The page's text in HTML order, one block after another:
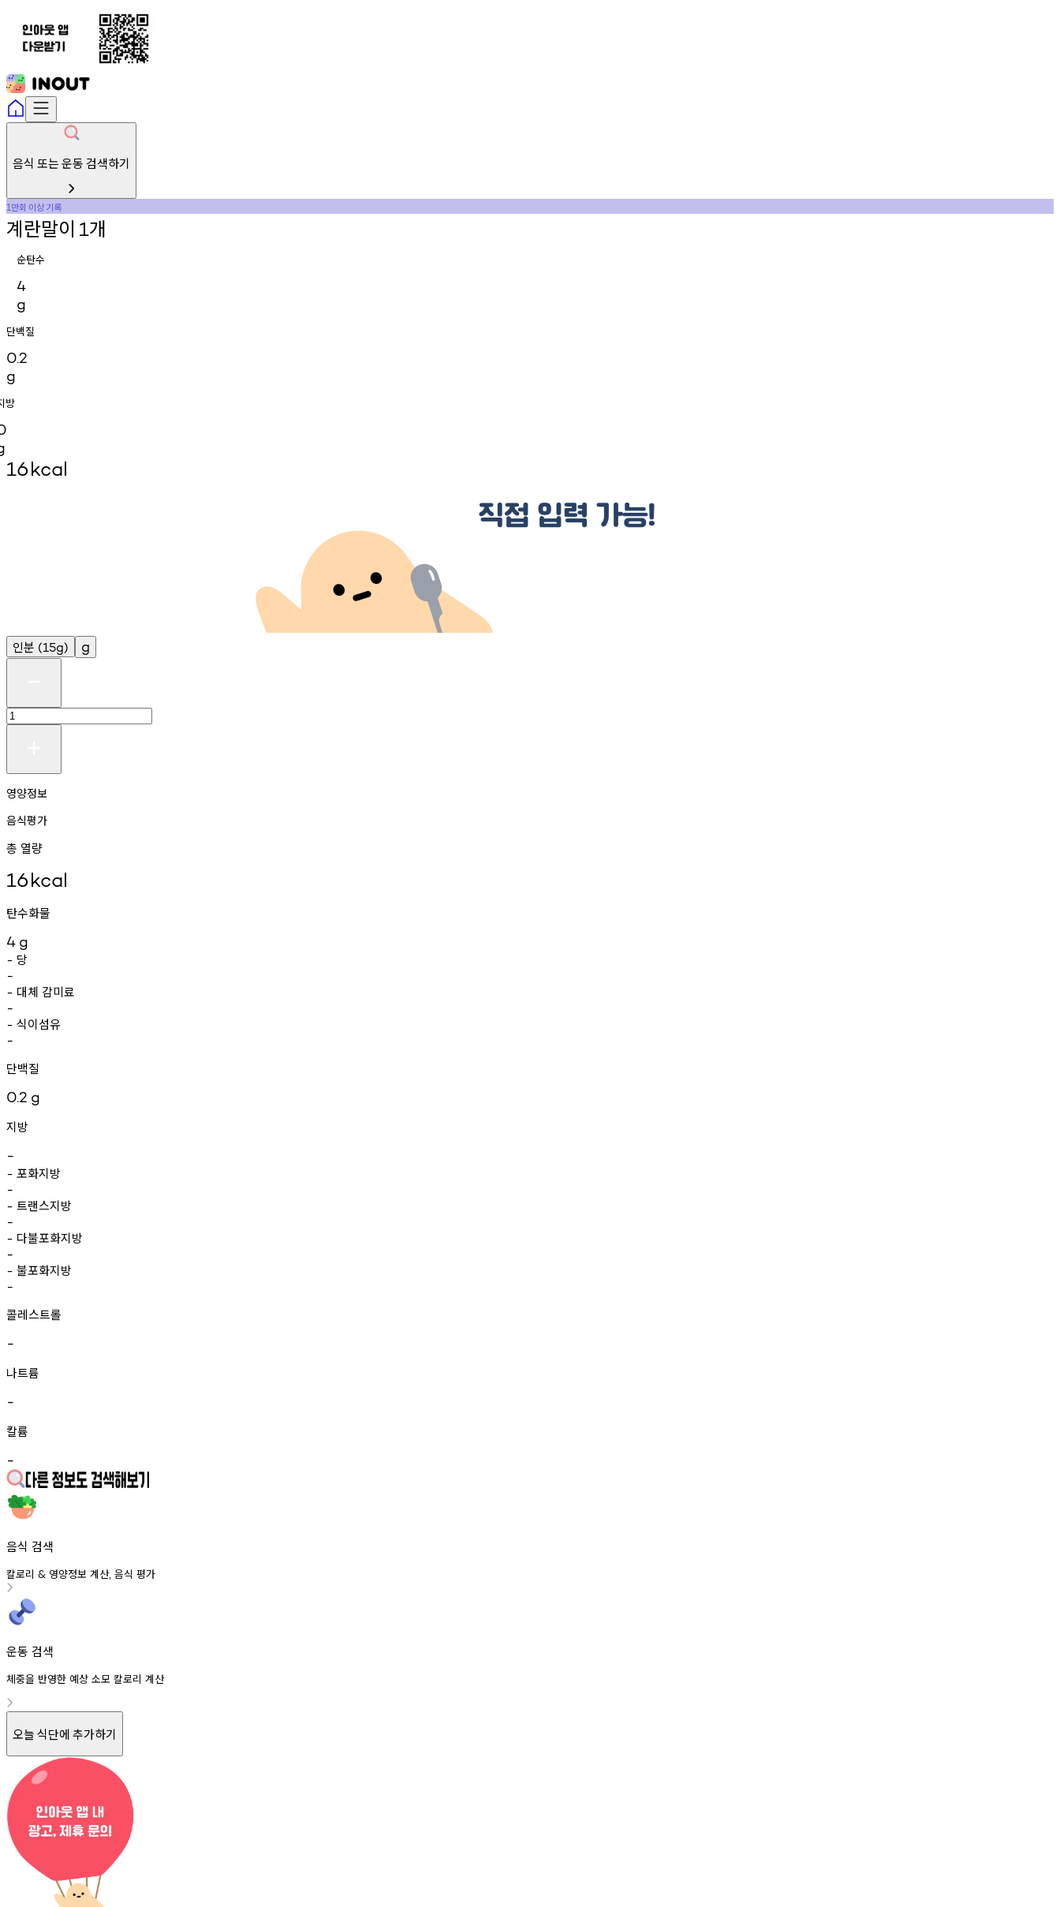
음식 또는 운동 검색하기
1만회 이상기록
계란말이 1개
순탄수
4
g
단백질
0.2
g
방
16kcal
인분 (15g) g
영양정보
음식평가
총 열량
16kcal
탄수화물
4 g
- 당
-
- 대체 감미료
-
- 식이섬유
-
단백질
0.2 g
지방
-
- 포화지방
-
- 트랜스지방
-
- 다불포화지방
-
- 불포화지방
-
콜레스트롤
-
나트륨
-
칼륨
-
음식 검색
칼로리 & 영양정보 계산, 음식 평가
운동 검색
체중을 반영한 예상 소모 칼로리 계산
오늘 식단에 추가하기